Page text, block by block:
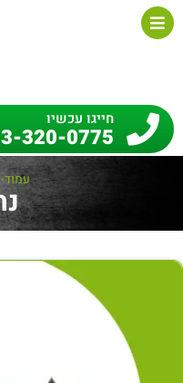
חייגו עכשיו
320-0775